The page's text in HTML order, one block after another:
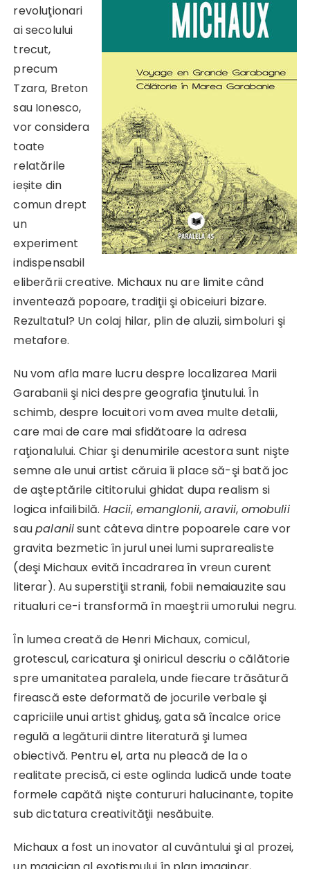
revoluţionari
ai secolului
trecut,
precum
Tzara, Breton
sau Ionesco,
vor considera
toate
relatările
ieșite din
comun drept
un
experiment
indispensabil
eliberării creative. Michaux nu are limite când
inventează popoare, tradiţii şi obiceiuri bizare.
Rezultatul? Un colaj hilar, plin de aluzii, simboluri şi
metafore.
Nu vom afla mare lucru despre localizarea Marii
Garabanii şi nici despre geografia ţinutului. În
schimb, despre locuitori vom avea multe detalii,
care mai de care mai sfidătoare la adresa
raţionalului. Chiar şi denumirile acestora sunt nişte
semne ale unui artist căruia îi place să-şi bată joc
de aşteptările cititorului ghidat dupa realism si
logica infailibilă. Hacii, emanglonii,aravii, omobulii
saupalaniisunt câteva dintre popoarele care vor
gravita bezmetic în jurul unei lumi suprarealiste
(deşi Michaux evită încadrarea în vreun curent
literar). Au superstiţii stranii, fobii nemaiauzite sau
ritualuri ce-i transformă în maeştrii umorului negru.
În lumea creată de Henri Michaux, comicul,
grotescul, caricatura şi oniricul descriu o călătorie
spre umanitatea paralela, unde fiecare trăsătură
firească este deformată de jocurile verbale şi
capriciile unui artist ghiduş, gata să încalce orice
regulă a legăturii dintre literatură şi lumea
obiectivă. Pentru el, arta nu pleacă de la o
realitate precisă, ci este oglinda ludică unde toate
formele capătă nişte contururi halucinante, topite
sub dictatura creativităţii nesăbuite.
Michaux a fost un inovator al cuvântului şi al prozei,